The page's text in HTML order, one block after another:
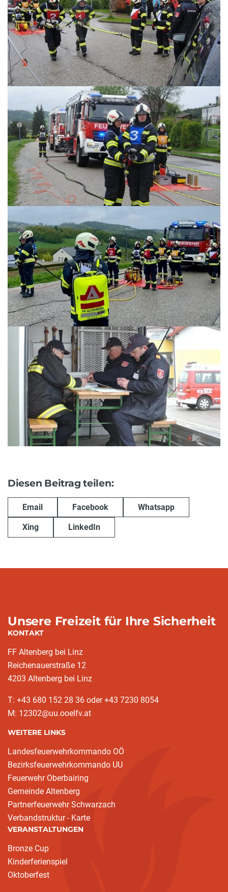
Diesen Beitrag teilen:
Email Facebook Whatsapp
Xing LinkedIn
Unsere Freizeit für Ihre Sicherheit
KONTAKT
FF Altenberg bei Linz
Reichenauerstraße 12
4203 Altenberg bei Linz
T: +43 680 152 28 36 oder +43 7230 8054
M: 12302@uu.ooelfv.at
WEITERE LINKS
Landesfeuerwehrkommando OÖ
Bezirksfeuerwehrkommando UU
Feuerwehr Oberbairing
Gemeinde Altenberg
Partnerfeuerwehr Schwarzach
Verbandstruktur - Karte
VERANSTALTUNGEN
Bronze Cup
Kinderferienspiel
Oktoberfest